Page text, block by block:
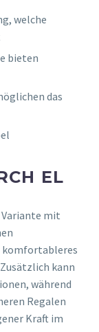
welche
bieten
das
EL
Variante mit
komfortableres
kann
während
Regalen
Kraft im